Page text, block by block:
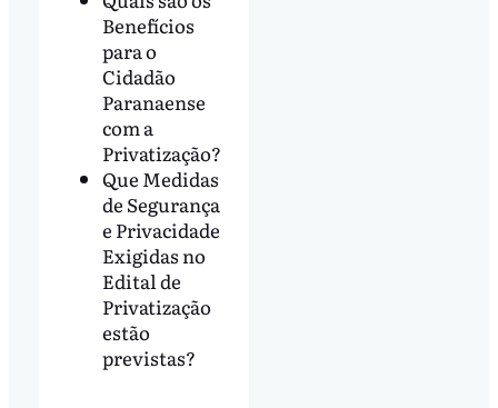
Benefícios
para o
Cidadão
Paranaense
com a
Privatização?
Que Medidas
de Segurança
e Privacidade
Exigidas no
Edital de
Privatização
estão
previstas?